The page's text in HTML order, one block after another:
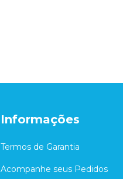
Informações
Termos de Garantia
Acompanhe seus Pedidos